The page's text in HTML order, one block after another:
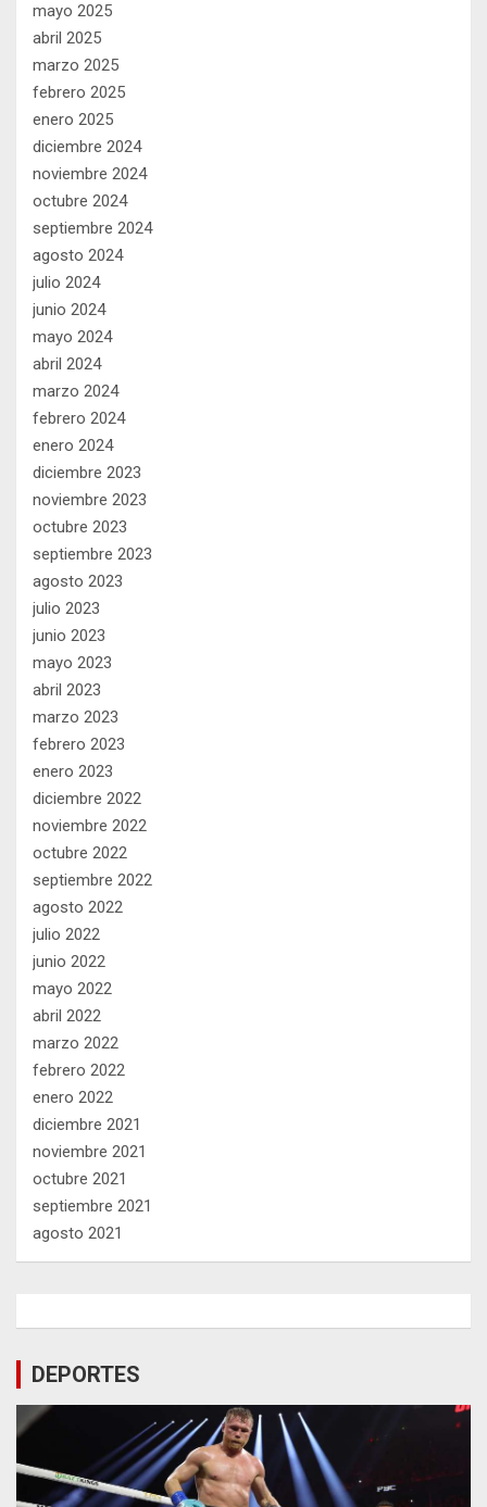
mayo 2025
abril 2025
marzo 2025
febrero 2025
enero 2025
diciembre 2024
noviembre 2024
octubre 2024
septiembre 2024
agosto 2024
julio 2024
junio 2024
mayo 2024
abril 2024
marzo 2024
febrero 2024
enero 2024
diciembre 2023
noviembre 2023
octubre 2023
septiembre 2023
agosto 2023
julio 2023
junio 2023
mayo 2023
abril 2023
marzo 2023
febrero 2023
enero 2023
diciembre 2022
noviembre 2022
octubre 2022
septiembre 2022
agosto 2022
julio 2022
junio 2022
mayo 2022
abril 2022
marzo 2022
febrero 2022
enero 2022
diciembre 2021
noviembre 2021
octubre 2021
septiembre 2021
agosto 2021
DEPORTES